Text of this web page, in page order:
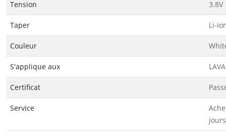
Tension 3.8V
Taper Li-
Couleur
S'applique aux
Certificat
Service
jours